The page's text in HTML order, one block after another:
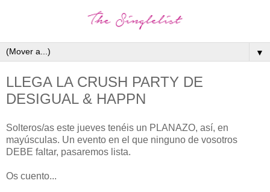
▼
LLEGA LA CRUSH PARTY DE
DESIGUAL & HAPPN
Solteros/as este jueves tenéis un PLANAZO, así, en
mayúsculas. Un evento en el que ninguno de vosotros
DEBE faltar, pasaremos lista.
Os cuento...